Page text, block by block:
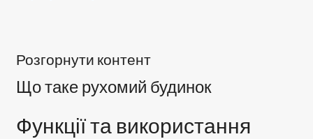
Розгорнути контент
Що таке рухомий будинок
Функції та використання